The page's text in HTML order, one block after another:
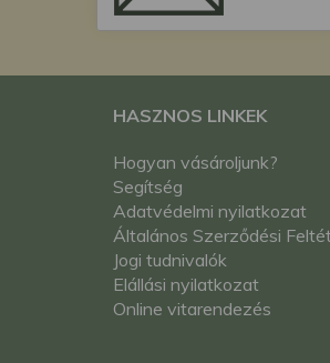
HASZNOS LINKEK
Hogyan vásároljunk?
Segítség
Adatvédelmi nyilatkozat
Általános Szerződési
Jogi tudnivalók
Elállási nyilatkozat
Online vitarendezés